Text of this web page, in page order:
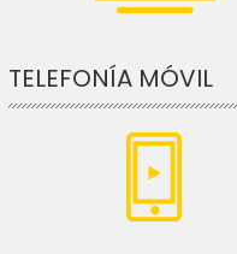
TELEFONÍA MÓVIL